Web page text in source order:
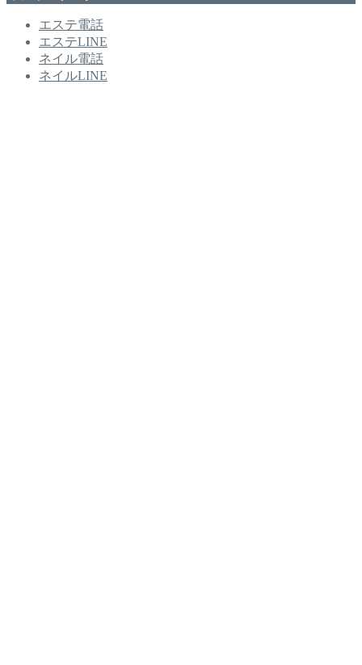
エステ電話
エステLINE
ネイル電話
ネイルLINE